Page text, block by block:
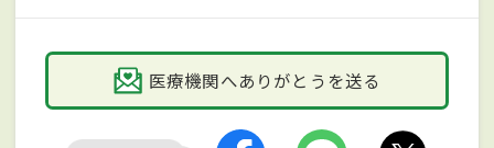
医療機関へありがとうを送る